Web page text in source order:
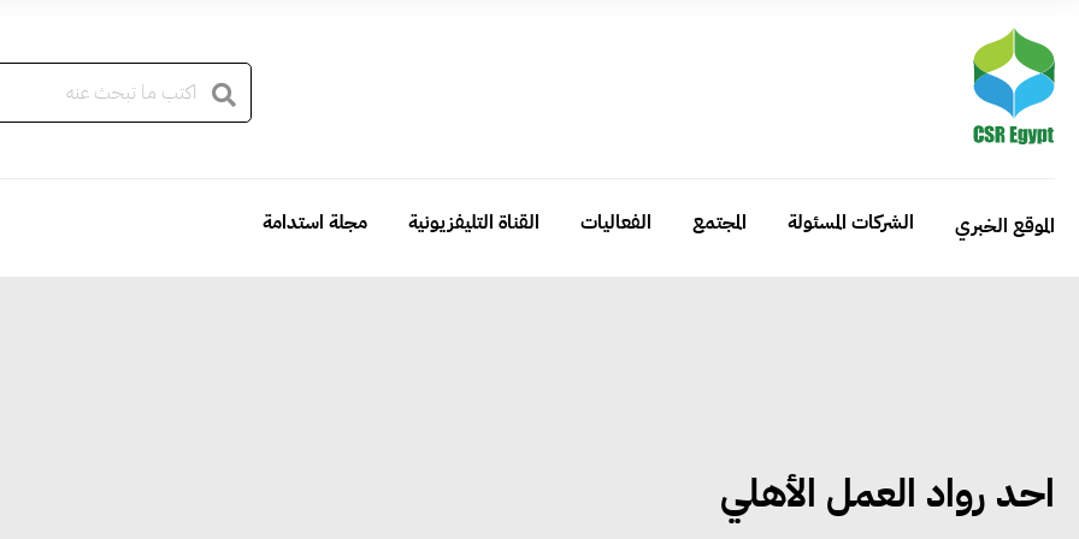
الموقع الخبري الشركات المسئولة المجتمع الفعاليات القناة التليفزيونية مجلة استدامة
احد رواد العمل الأهلي